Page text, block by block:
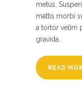
metus.
mattis morbi
a tortor velim
gravida.
READ